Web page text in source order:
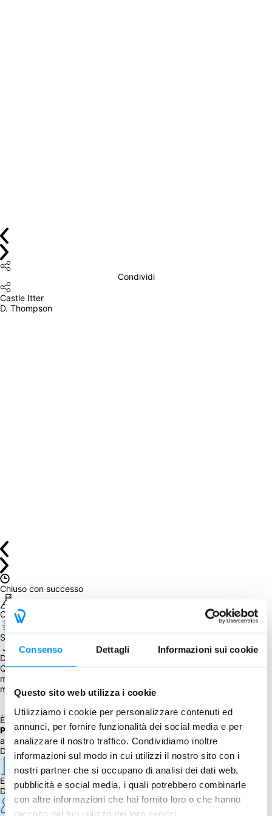
Consenso Dettagli Informazioni sui cookie
Questo sito web utilizza i cookie
Utilizziamo i cookie per personalizzare contenuti ed
annunci, per fornire funzionalità dei social media e per
analizzare il nostro traffico. Condividiamo inoltre
informazioni sul modo in cui utilizzi il nostro sito con i
nostri partner che si occupano di analisi dei dati web,
pubblicità e social media, i quali potrebbero combinarle
con altre informazioni che hai fornito loro o che hanno
raccolto dal tuo utilizzo dei loro servizi.
Condividi
Castle Itter
D. Thompson
Chiuso con successo
Obiettivo raggiunto
Spedizione prevista entro il
January 14, 2022
Da sapere
Questo è un Reega, ovvero un acquisto di giochi disponibili in
magazzino, pertanto non sarà necessario raggiungere un numero
minimo di adesioni.
È possibile acquistare anche Pavlos' House
Postmen's Uniforms selezionando l'opzione corrispondente o
aggiungerli separatemente durante il processo d'acquisto.
Dettagli
Editore
DVG